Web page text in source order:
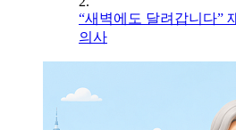
“새벽에도 달려갑니다”
의사